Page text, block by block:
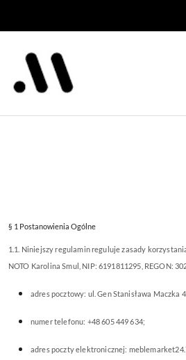
§ 1 Postanowienia Ogólne
1.1. Niniejszy regulamin reguluje zasady
NOTO Karolina Smul, NIP: 6191811295, REGON:
adres pocztowy: ul. Gen Stanisława Maczka
numer telefonu: +48 605 449 634;
adres poczty elektronicznej: